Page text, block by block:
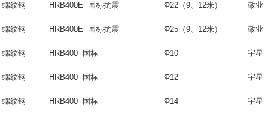
螺纹钢 HRB400E 国标抗震 Φ22（9、12米） 敬业
螺纹钢 HRB400E 国标抗震 Φ25（9、12米） 敬业
螺纹钢 HRB400 国标 Φ10 宇星
螺纹钢 HRB400 国标 Φ12 宇星
螺纹钢 HRB400 国标 Φ14 宇星